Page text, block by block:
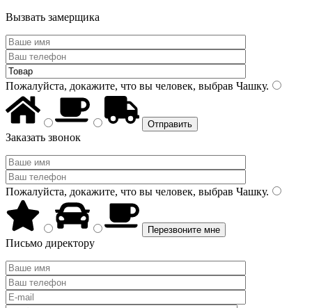
Вызвать замерщика
Пожалуйста, докажите, что вы человек, выбрав Чашку.
Заказать звонок
Пожалуйста, докажите, что вы человек, выбрав Чашку.
Письмо директору